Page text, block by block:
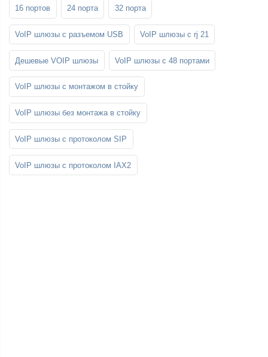
16 портов 24 порта 32 порта
VoIP шлюзы с разъемом USB VoIP шлюзы с rj 21
Дешевые VOIP шлюзы VoIP шлюзы с 48 портами
VoIP шлюзы с монтажом в стойку
VoIP шлюзы без монтажа в стойку
VoIP шлюзы с протоколом SIP
VoIP шлюзы с протоколом IAX2